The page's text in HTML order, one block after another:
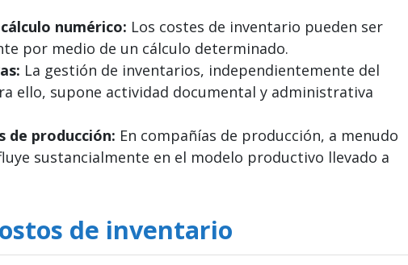
numérico: Los costes de inventario pueden ser
por medio de un cálculo determinado.
La gestión de inventarios, independientemente del
ello, supone actividad documental y administrativa
de producción: En compañías de producción, a menudo
sustancialmente en el modelo productivo llevado a
de inventario